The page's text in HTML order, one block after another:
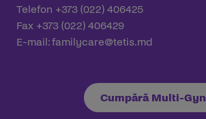
Telefon +373 (022) 406425
Fax +373 (022) 406429
E-mail:familycare@tetis.md
Cumpără Multi-Gyn